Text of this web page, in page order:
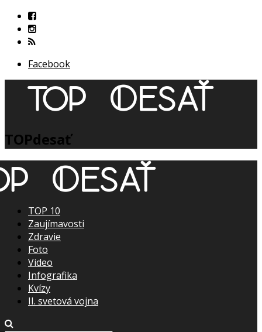
Facebook
TOPdesať
TOP 10
Zaujímavosti
Zdravie
Foto
Video
Infografika
Kvízy
II. svetová vojna